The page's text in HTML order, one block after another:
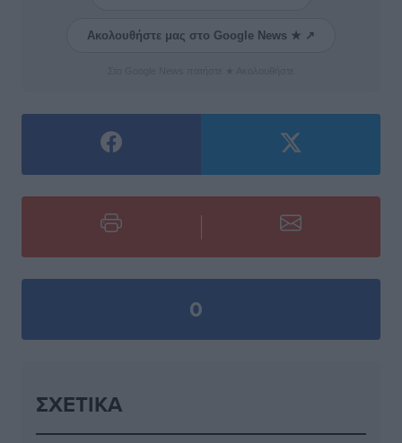
Ακολουθήστε μας στο Google News ★ ↗
0
ΣΧΕΤΙΚΆ